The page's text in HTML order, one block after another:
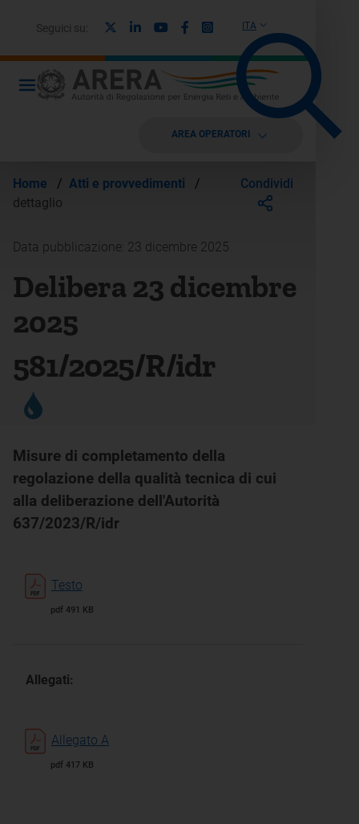
ITA
Seguici su: LinkedinYoutubeFacebook
Instagram
AREA OPERATORI
Home / Atti e provvedimenti
/
dettaglio
Condividi
Data pubblicazione: 23 dicembre 2025
Delibera 23 dicembre
2025
581/2025/R/idr
Misure di completamento della
regolazione della qualità tecnica di cui
alla deliberazione dell'Autorità
637/2023/R/idr
Testo
pdf 491 KB
Allegati:
Allegato A
pdf 417 KB